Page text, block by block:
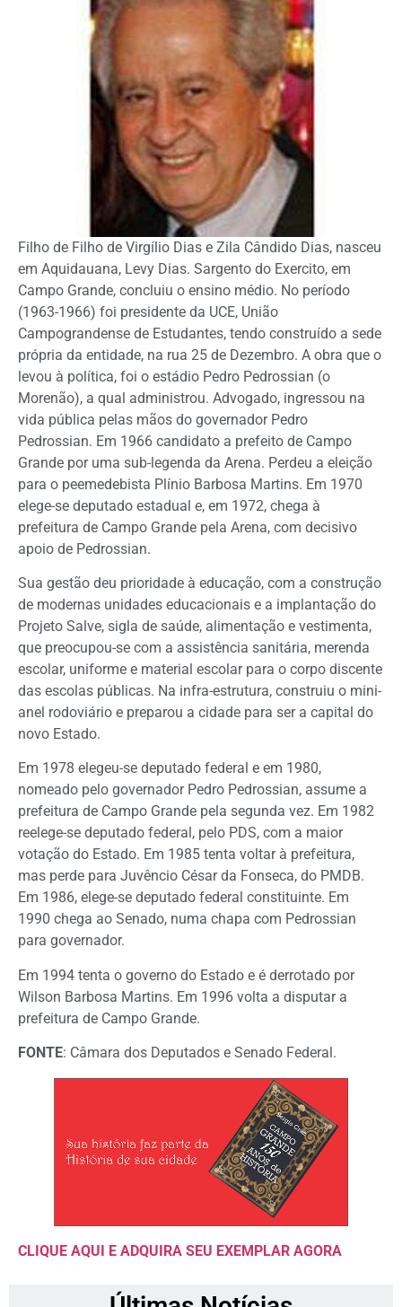
Filho de Filho de Virgílio Dias e Zila Cândido Dias, nasceu
em Aquidauana, Levy Dias. Sargento do Exercito, em
Campo Grande, concluiu o ensino médio. No período
(1963-1966) foi presidente da UCE, União
Campograndense de Estudantes, tendo construído a sede
própria da entidade, na rua 25 de Dezembro. A obra que o
levou à política, foi o estádio Pedro Pedrossian (o
Morenão), a qual administrou. Advogado, ingressou na
vida pública pelas mãos do governador Pedro
Pedrossian. Em 1966 candidato a prefeito de Campo
Grande por uma sub-legenda da Arena. Perdeu a eleição
para o peemedebista Plínio Barbosa Martins. Em 1970
elege-se deputado estadual e, em 1972, chega à
prefeitura de Campo Grande pela Arena, com decisivo
apoio de Pedrossian.
Sua gestão deu prioridade à educação, com a construção
de modernas unidades educacionais e a implantação do
Projeto Salve, sigla de saúde, alimentação e vestimenta,
que preocupou-se com a assistência sanitária, merenda
escolar, uniforme e material escolar para o corpo discente
das escolas públicas. Na infra-estrutura, construiu o mini-
anel rodoviário e preparou a cidade para ser a capital do
novo Estado.
Em 1978 elegeu-se deputado federal e em 1980,
nomeado pelo governador Pedro Pedrossian, assume a
prefeitura de Campo Grande pela segunda vez. Em 1982
reelege-se deputado federal, pelo PDS, com a maior
votação do Estado. Em 1985 tenta voltar à prefeitura,
mas perde para Juvêncio César da Fonseca, do PMDB.
Em 1986, elege-se deputado federal constituinte. Em
1990 chega ao Senado, numa chapa com Pedrossian
para governador.
Em 1994 tenta o governo do Estado e é derrotado por
Wilson Barbosa Martins. Em 1996 volta a disputar a
prefeitura de Campo Grande.
FONTE: Câmara dos Deputados e Senado Federal.
CLIQUE AQUI E ADQUIRA SEU EXEMPLAR AGORA